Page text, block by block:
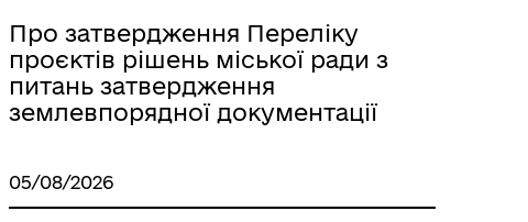
Про затвердження Переліку
проєктів рішень міської ради з
питань затвердження
землевпорядної документації
05/08/2026